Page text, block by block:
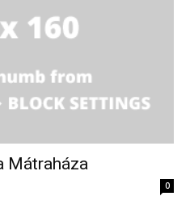
Mátraháza
0